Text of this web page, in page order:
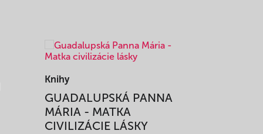
Knihy
GUADALUPSKÁ PANNA
MÁRIA - MATKA
CIVILIZÁCIE LÁSKY